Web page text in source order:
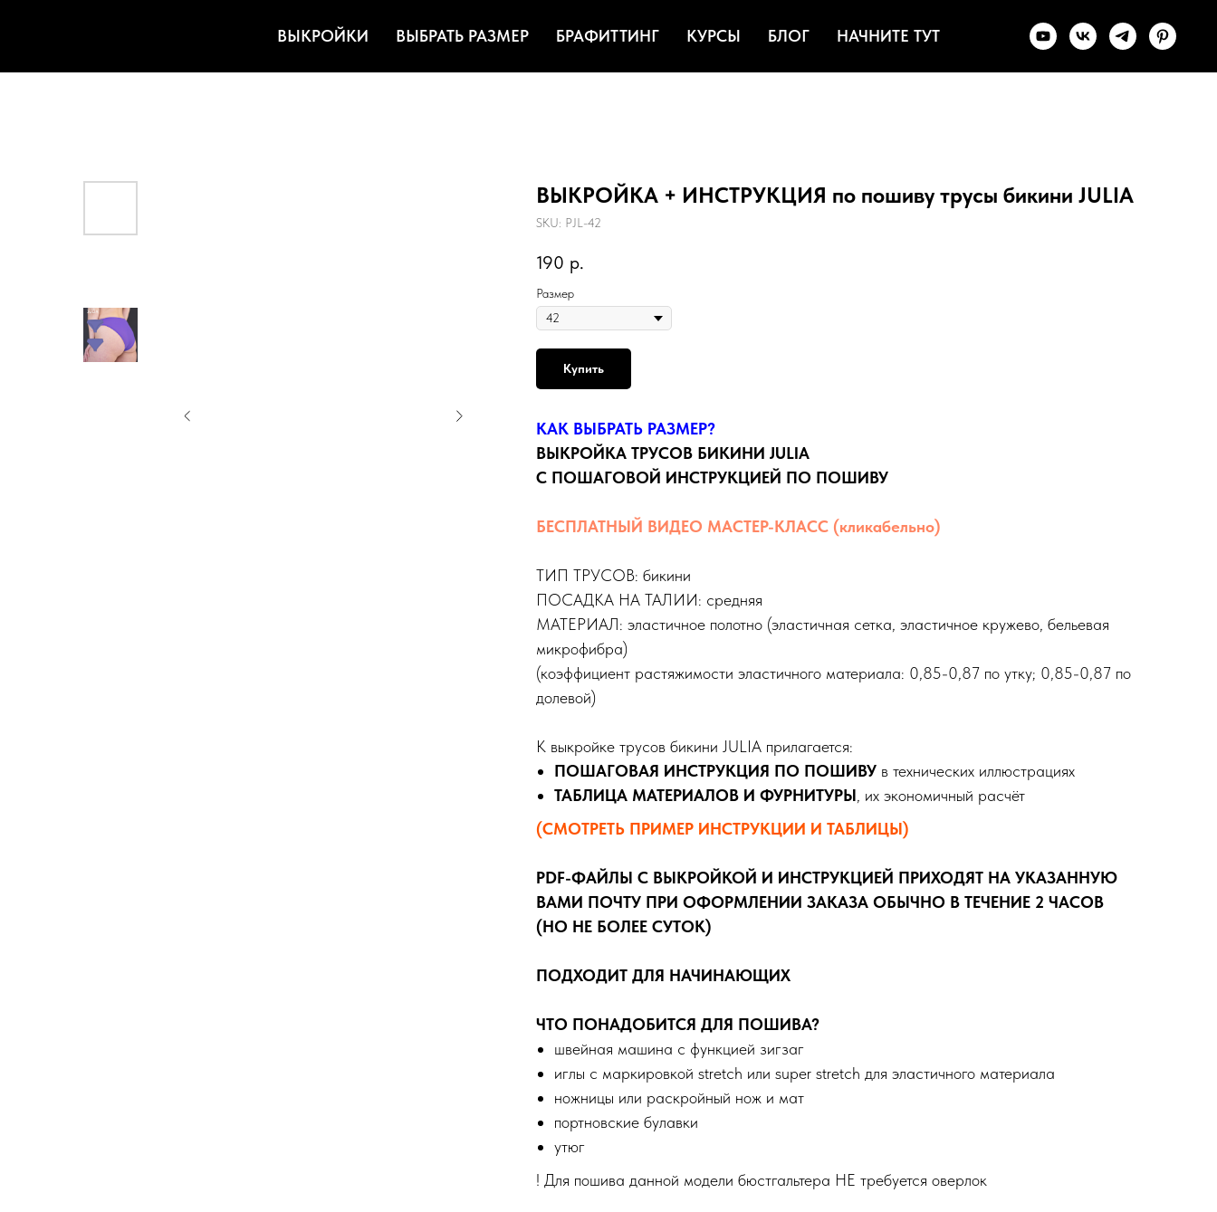
ВЫКРОЙКИ ВЫБРАТЬ РАЗМЕР БРАФИТТИНГ КУРСЫ БЛОГ НАЧНИТЕ ТУТ
ВЫКРОЙКА + ИНСТРУКЦИЯ по пошиву трусы бикини JULIA
SKU: PJL-42
190 р.
Размер
Купить
КАК ВЫБРАТЬ РАЗМЕР?
ВЫКРОЙКА ТРУСОВ БИКИНИ JULIA
С ПОШАГОВОЙ ИНСТРУКЦИЕЙ ПО ПОШИВУ
БЕСПЛАТНЫЙ ВИДЕО МАСТЕР-КЛАСС (кликабельно)
ТИП ТРУСОВ: бикини
ПОСАДКА НА ТАЛИИ: средняя
МАТЕРИАЛ: эластичное полотно (эластичная сетка, эластичное кружево, бельевая
микрофибра)
(коэффициент растяжимости эластичного материала: 0,85-0,87 по утку; 0,85-0,87 по
долевой)
К выкройке трусов бикини JULIA прилагается:
ПОШАГОВАЯ ИНСТРУКЦИЯ ПО ПОШИВУ в технических иллюстрациях
ТАБЛИЦА МАТЕРИАЛОВ И ФУРНИТУРЫ, их экономичный расчёт
(СМОТРЕТЬ ПРИМЕР ИНСТРУКЦИИ И ТАБЛИЦЫ)
PDF-ФАЙЛЫ С ВЫКРОЙКОЙ И ИНСТРУКЦИЕЙ ПРИХОДЯТ НА УКАЗАННУЮ
ВАМИ ПОЧТУ ПРИ ОФОРМЛЕНИИ ЗАКАЗА ОБЫЧНО В ТЕЧЕНИЕ 2 ЧАСОВ
(НО НЕ БОЛЕЕ СУТОК)
ПОДХОДИТ ДЛЯ НАЧИНАЮЩИХ
ЧТО ПОНАДОБИТСЯ ДЛЯ ПОШИВА?
швейная машина с функцией зигзаг
иглы с маркировкой stretch или super stretch для эластичного материала
ножницы или раскройный нож и мат
портновские булавки
утюг
! Для пошива данной модели бюстгальтера НЕ требуется оверлок